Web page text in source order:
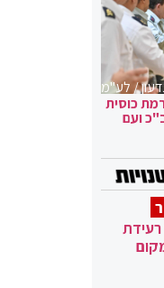
/ לע"מ
כוסית
ועם